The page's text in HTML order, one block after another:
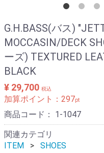
G.H.BASS(バス)
MOCCASIN/DECK
ーズ) TEXTURED
BLACK
¥ 29,700 税込
加算ポイント： 297pt
商品コード： 1-1047
関連カテゴリ
ITEM
SHOES